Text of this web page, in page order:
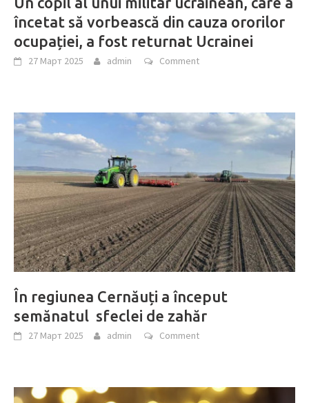
încetat să vorbească din cauza ororilor
ocupației, a fost returnat Ucrainei
27 Март 2025 admin Comment
În regiunea Cernăuți a început
semănatul sfeclei de zahăr
27 Март 2025 admin Comment